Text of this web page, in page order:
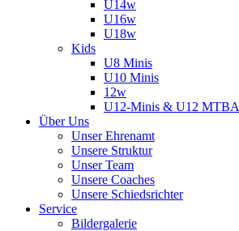
U14w
U16w
U18w
Kids
U8 Minis
U10 Minis
12w
U12-Minis & U12 MTBA
Über Uns
Unser Ehrenamt
Unsere Struktur
Unser Team
Unsere Coaches
Unsere Schiedsrichter
Service
Bildergalerie